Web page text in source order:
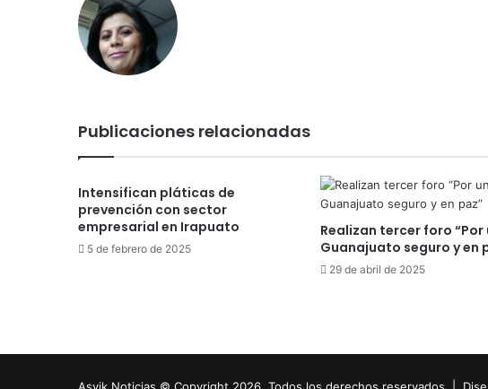
Publicaciones relacionadas
Intensifican pláticas de
prevención con sector
empresarial en Irapuato
5 de febrero de 2025
Realizan tercer foro “Por
Guanajuato seguro y en
29 de abril de 2025